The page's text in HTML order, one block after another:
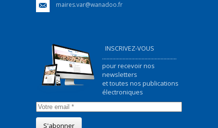
maires.var@wanadoo.fr
INSCRIVEZ-VOUS
...................................................
pour recevoir nos
newsletters
et toutes nos publications
électroniques